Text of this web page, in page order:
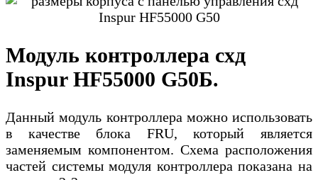
Модуль контроллера схд
Inspur HF55000 G50Б.
Данный модуль контроллера можно использовать
в качестве блока FRU, который является
заменяемым компонентом. Схема расположения
частей системы модуля контроллера показана на